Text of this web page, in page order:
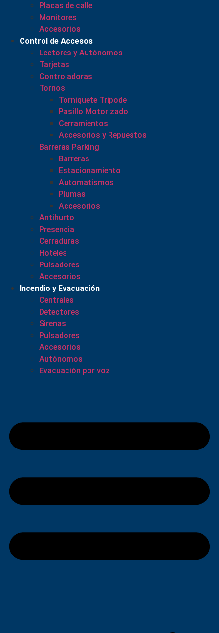
Placas de calle
Monitores
Accesorios
Control de Accesos
Lectores y Autónomos
Tarjetas
Controladoras
Tornos
Torniquete Tripode
Pasillo Motorizado
Cerramientos
Accesorios y Repuestos
Barreras Parking
Barreras
Estacionamiento
Automatismos
Plumas
Accesorios
Antihurto
Presencia
Cerraduras
Hoteles
Pulsadores
Accesorios
Incendio y Evacuación
Centrales
Detectores
Sirenas
Pulsadores
Accesorios
Autónomos
Evacuación por voz